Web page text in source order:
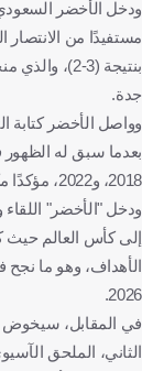
ودخل الأخضر السعودي
مستفيدًا من الانتصار
بنتيجة (3-
جدة.
وواصل الأخضر كتابة
2018، و2022، مؤكدًا مكانته كأحد كبار القارة الآسيوية.
ودخل "الأخضر"
إلى كأس العالم حيث
الأهداف، وهو ما نجح
2026.
في المقابل، سيخوض
الثاني، الملحق